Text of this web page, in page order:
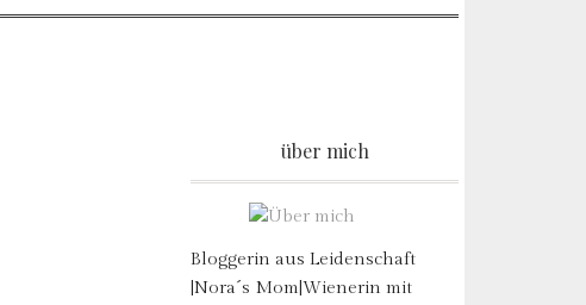
über mich
Bloggerin aus Leidenschaft
|Nora´s Mom|Wienerin mit